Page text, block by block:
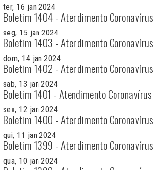
ter, 16 jan 2024
Boletim 1404 - Atendimento Coronavírus
seg, 15 jan 2024
Boletim 1403 - Atendimento Coronavírus
dom, 14 jan 2024
Boletim 1402 - Atendimento Coronavírus
sab, 13 jan 2024
Boletim 1401 - Atendimento Coronavírus
sex, 12 jan 2024
Boletim 1400 - Atendimento Coronavírus
qui, 11 jan 2024
Boletim 1399 - Atendimento Coronavírus
qua, 10 jan 2024